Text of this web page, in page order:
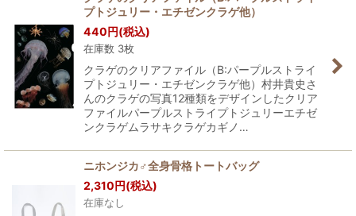
プトジュリー・エチゼンクラゲ他）
440円(税込)
在庫数 3枚
クラゲのクリアファイル（B:パープルストライ
プトジュリー・エチゼンクラゲ他）村井貴史さ
んのクラゲの写真12種類をデザインしたクリア
ファイルパープルストライプトジュリーエチゼ
ンクラゲムラサキクラゲカギノ…
ニホンジカ♂全身骨格トートバッグ
2,310円(税込)
在庫なし